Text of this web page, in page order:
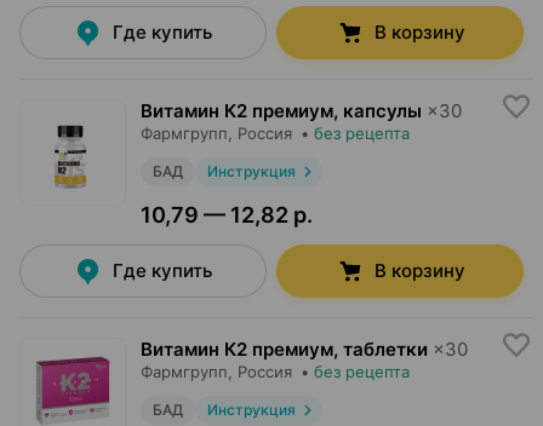
Где купить В корзину
Витамин К2 премиум, капсулы ×30
Фармгрупп , Россия • без рецепта
БАД Инструкция
10,79 — 12,82 р.
Где купить В корзину
Витамин К2 премиум, таблетки ×30
Фармгрупп , Россия • без рецепта
БАД Инструкция